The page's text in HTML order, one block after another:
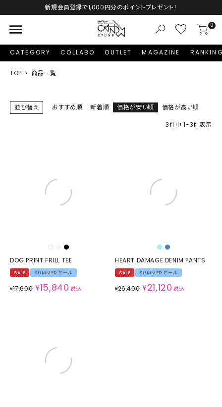
Autumn Collection予約受付中♡
menu 0
CATEGORY COLLABO OUTLET MAGAZINE
TOP 商品一覧
並び替え おすすめ順 新着順 価格が安い順 価格が高い順
3件中 1-3件表示
DOG PRINT FRILL TEE
SALE SUMMERセール
¥17,600 ¥15,840 税込
HEART DAMAGE DENIM PANTS
SALE SUMMERセール
¥26,400 ¥21,120 税込